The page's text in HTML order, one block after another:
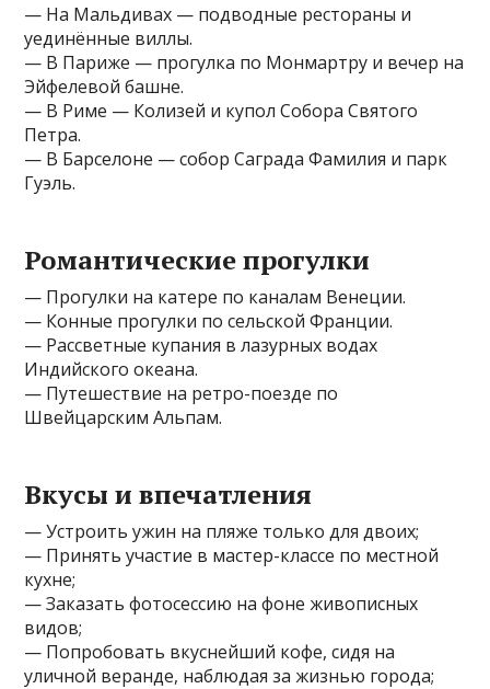
— На Мальдивах — подводные рестораны и
уединённые виллы.
— В Париже — прогулка по Монмартру и вечер на
Эйфелевой башне.
— В Риме — Колизей и купол Собора Святого
Петра.
— В Барселоне — собор Саграда Фамилия и парк
Гуэль.
Романтические прогулки
— Прогулки на катере по каналам Венеции.
— Конные прогулки по сельской Франции.
— Рассветные купания в лазурных водах
Индийского океана.
— Путешествие на ретро-поезде по
Швейцарским Альпам.
Вкусы и впечатления
— Устроить ужин на пляже только для двоих;
— Принять участие в мастер-классе по местной
кухне;
— Заказать фотосессию на фоне живописных
видов;
— Попробовать вкуснейший кофе, сидя на
уличной веранде, наблюдая за жизнью города;